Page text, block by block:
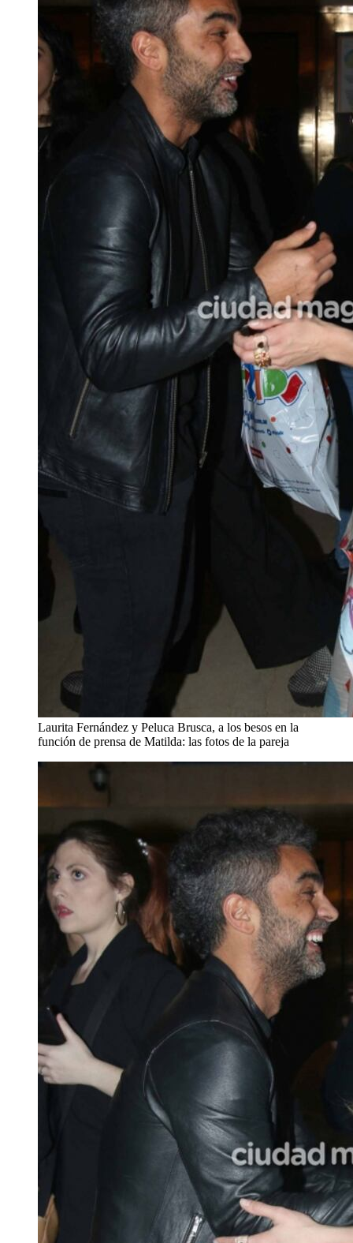
Laurita Fernández y Peluca Brusca, a los besos en la
función de prensa de Matilda: las fotos de la pareja